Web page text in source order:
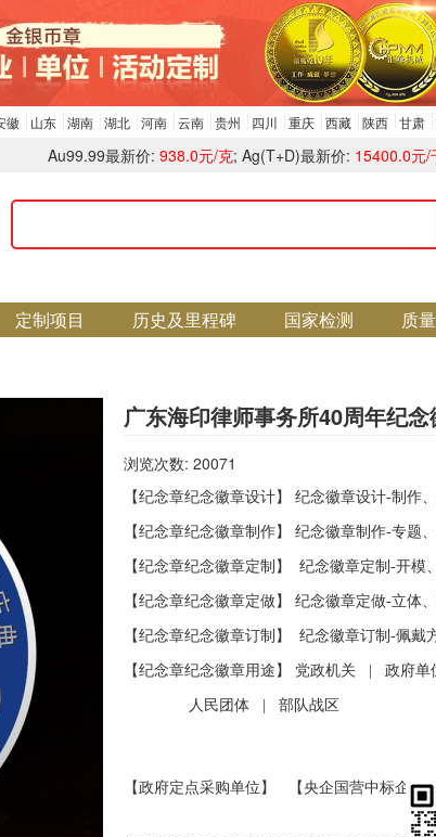
徽 山东 湖南 湖北 河南 云南 贵州 四川 重庆 西藏 陕西 甘肃
Au99.99最新价: 938.0元/克; Ag(T+D)最新价: 15400.0元/
定制项目 历史及里程碑 国家检测 质
广东海印律师事务所40周年纪
浏览次数: 20071
【纪念章纪念徽章设计】 纪念徽章设计-制作
【纪念章纪念徽章制作】 纪念徽章制作-专题
【纪念章纪念徽章定制】 纪念徽章定制-开模
【纪念章纪念徽章定做】 纪念徽章定做-立体
【纪念章纪念徽章订制 】 纪念徽章订制-佩戴
【纪念章纪念徽章用途】 党政机关 政府单
人民团体 部队战区
【政府定点采购单位】 【央企国营中标企业